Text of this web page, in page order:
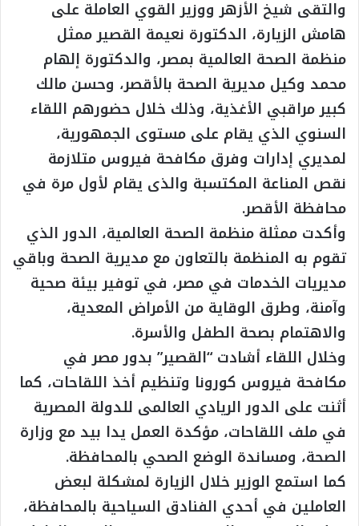
والتقى شيخ الأزهر ووزير القوي العاملة على
هامش الزيارة، الدكتورة نعيمة القصير ممثل
منظمة الصحة العالمية بمصر، والدكتورة إلهام
محمد وكيل مديرية الصحة بالأقصر، وحسن مالك
كبير مراقبي الأغذية، وذلك خلال حضورهم اللقاء
السنوي الذي يقام على مستوى الجمهورية،
لمديري إدارات وفرق مكافحة فيروس متلازمة
نقص المناعة المكتسبة والذى يقام لأول مرة في
محافظة الأقصر.
وأكدت ممثلة منظمة الصحة العالمية، الدور الذي
تقوم به المنظمة بالتعاون مع مديرية الصحة وباقي
مديريات الخدمات في مصر، في توفير بيئة صحية
وآمنة، وطرق الوقاية من الأمراض المعدية،
والاهتمام بصحة الطفل والأسرة.
وخلال اللقاء أشادت “القصير” بدور مصر في
مكافحة فيروس كورونا وتنظيم أخذ اللقاحات، كما
أثنت على الدور الريادي العالمى للدولة المصرية
في ملف اللقاحات، مؤكدة العمل يدا بيد مع وزارة
الصحة، ومساندة الوضع الصحي بالمحافظة.
كما استمع الوزير خلال الزيارة لمشكلة لبعض
العاملين في أحدي الفنادق السياحية بالمحافظة،